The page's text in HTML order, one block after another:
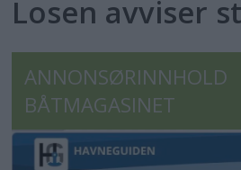
Losen avviser
ANNONSØRINNHOLD
BÅTMAGASINET